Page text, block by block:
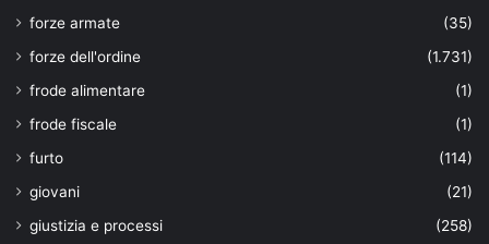
forze armate
(35)
forze dell'ordine
(1.731)
frode alimentare
(1)
frode fiscale
(1)
furto
(114)
giovani
(21)
giustizia e processi
(258)